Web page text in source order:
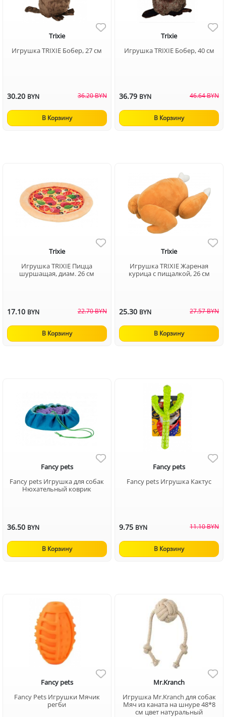
Trixie
Игрушка TRIXIE Бобер, 27 см
30.20 BYN 36.20 BYN
В Корзину
Trixie
Игрушка TRIXIE Бобер, 40 см
36.79 BYN 46.64 BYN
В Корзину
Trixie
Игрушка TRIXIE Пицца
шуршащая, диам. 26 см
17.10 BYN 22.70 BYN
В Корзину
Trixie
Игрушка TRIXIE Жареная
курица с пищалкой, 26 см
25.30 BYN 27.57 BYN
В Корзину
Fancy pets
Fancy pets Игрушка для собак
Нюхательный коврик
36.50 BYN
В Корзину
Fancy pets
Fancy pets Игрушка Кактус
9.75 BYN 11.10 BYN
В Корзину
Fancy pets
Fancy Pets Игрушки Мячик
регби
Mr.Kranch
Игрушка Mr.Kranch для собак
Мяч из каната на шнуре 48*8
см цвет натуральный